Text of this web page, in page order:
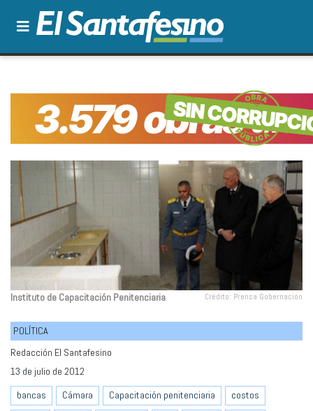
Instituto de Capacitación Penitenciaria Crédito: Prensa Gobernación
POLÍTICA
Redacción El Santafesino
13 de julio de 2012
bancas
Cámara Capacitación penitenciaria
costos